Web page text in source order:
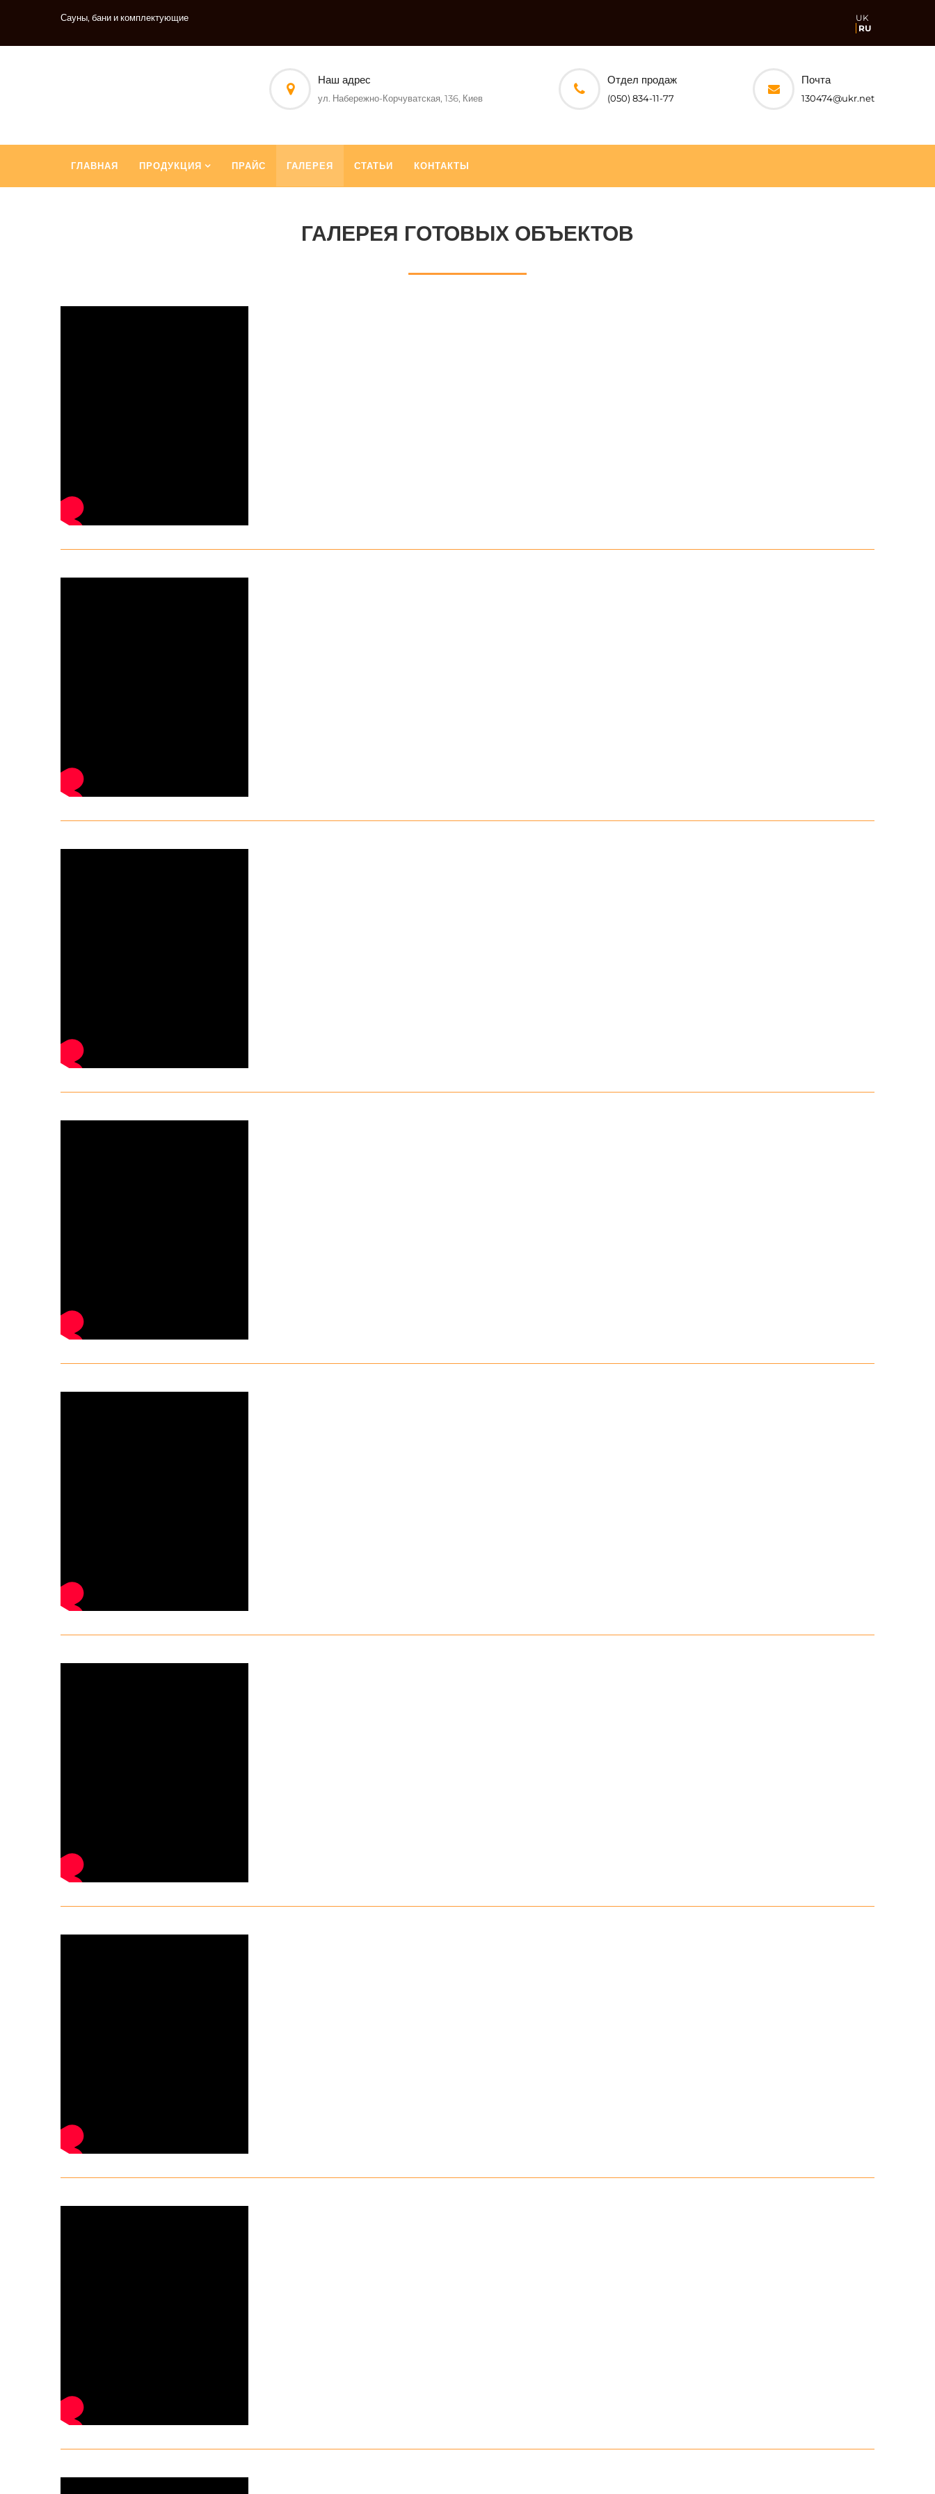
Сауны, бани и комплектующие
UK
RU
Наш адрес
ул. Набережно-Корчуватская, 136, Киев
Отдел продаж
(050) 834-11-77
Почта
130474@ukr.net
ГЛАВНАЯ ПРОДУКЦИЯ ПРАЙС ГАЛЕРЕЯ СТАТЬИ КОНТАКТЫ
ГАЛЕРЕЯ ГОТОВЫХ ОБЪЕКТОВ